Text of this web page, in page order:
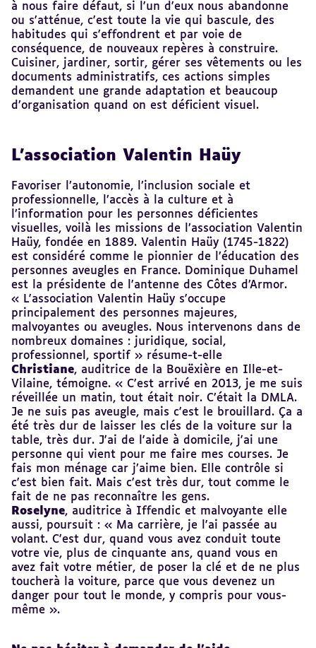
à nous faire défaut, si l'un d'eux nous abandonne
ou s'atténue, c'est toute la vie qui bascule, des
habitudes qui s'effondrent et par voie de
conséquence, de nouveaux repères à construire.
Cuisiner, jardiner, sortir, gérer ses vêtements ou les
documents administratifs, ces actions simples
demandent une grande adaptation et beaucoup
d’organisation quand on est déficient visuel.
L’association Valentin Haüy
Favoriser l’autonomie, l’inclusion sociale et
professionnelle, l’accès à la culture et à
l’information pour les personnes déficientes
visuelles, voilà les missions de l’association Valentin
Haüy, fondée en 1889. Valentin Haüy (1745-1822)
est considéré comme le pionnier de l’éducation des
personnes aveugles en France. Dominique Duhamel
est la présidente de l'antenne des Côtes d’Armor.
« L'association Valentin Haüy s'occupe
principalement des personnes majeures,
malvoyantes ou aveugles. Nous intervenons dans de
nombreux domaines : juridique, social,
professionnel, sportif » résume-t-elle
Christiane, auditrice de la Bouëxière en Ille-et-
Vilaine, témoigne. « C'est arrivé en 2013, je me suis
réveillée un matin, tout était noir. C’était la DMLA.
Je ne suis pas aveugle, mais c'est le brouillard. Ça a
été très dur de laisser les clés de la voiture sur la
table, très dur. J'ai de l'aide à domicile, j'ai une
personne qui vient pour me faire mes courses. Je
fais mon ménage car j’aime bien. Elle contrôle si
c'est bien fait. Mais c'est très dur, tout comme le
fait de ne pas reconnaître les gens.
Roselyne, auditrice à Iffendic et malvoyante elle
aussi, poursuit : « Ma carrière, je l'ai passée au
volant. C'est dur, quand vous avez conduit toute
votre vie, plus de cinquante ans, quand vous en
avez fait votre métier, de poser la clé et de ne plus
toucherà la voiture, parce que vous devenez un
danger pour tout le monde, y compris pour vous-
même ».